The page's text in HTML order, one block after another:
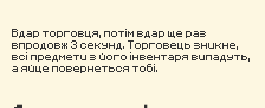
Вдар торговця, потім вдар ще раз
впродовж 3 секунд. Торговець зникне,
всі предмети з його інвентаря випадуть,
а яйце повернеться тобі.